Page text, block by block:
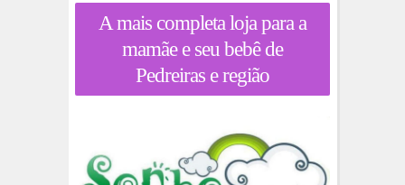
A mais completa loja para a
mamãe e seu bebê de
Pedreiras e região